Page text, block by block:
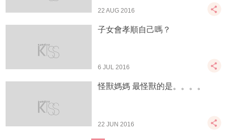
22 AUG 2016
子女會孝順自己嗎？
6 JUL 2016
怪獸媽媽 最怪獸的是。。。。
22 JUN 2016